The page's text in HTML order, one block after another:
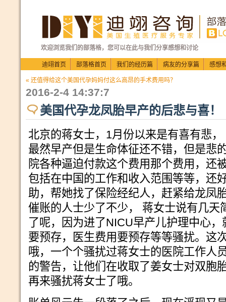
欢迎浏览我们的部落格，您可以在此与我们分享感想和讨论
迪翊首页 部落格首页 我们的经历篇 病友的分享篇 感想
« 还值得给这个美国代孕妈妈付这么高昂的手术费用吗？
2016-2-4 14:37:7
美国代孕龙凤胎早产的后悲与喜！
北京的蒋女士，1月份以来是有喜有悲
最然早产但是生命体征还不错，但是悲
院各种逼迫付款这个费用那个费用，还
包括在中国的工作和收入范围等等，还
助，帮她找了保险经纪人，赶紧给龙凤
催账的人士少了不少， 蒋女士说有几天
了呢，因为进了NICU早产儿护理中心
要预存，医生费用要预存等等骚扰。这
哦，一个个骚扰过蒋女士的医院工作人
的警告，让他们在收取了姜女士对双胞
再来骚扰蒋女士了哦。